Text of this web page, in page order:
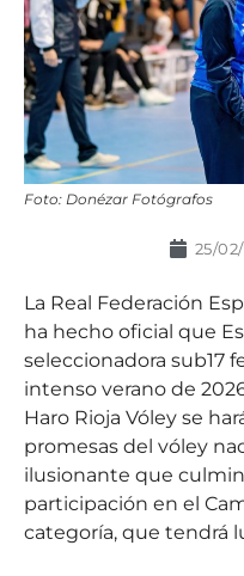
Foto: Donézar Fotógrafos
25/
La Real Federación
ha hecho oficial que
seleccionadora sub17
intenso verano de
Haro Rioja Vóley se
promesas del vóley
ilusionante que
participación en el
categoría, que tendrá